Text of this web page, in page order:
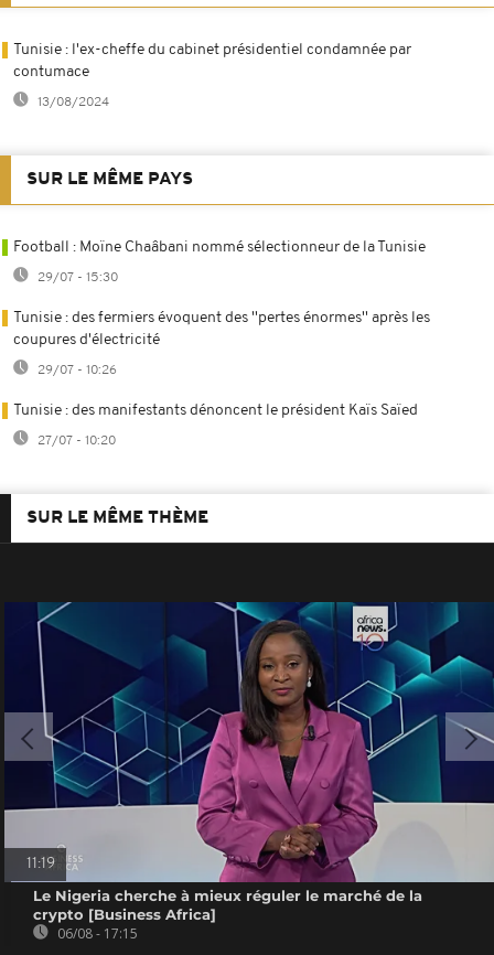
Tunisie : l'ex-cheffe du cabinet présidentiel condamnée par
contumace
13/08/2024
SUR LE MÊME PAYS
Football : Moïne Chaâbani nommé sélectionneur de la Tunisie
29/07 - 15:30
Tunisie : des fermiers évoquent des ''pertes énormes'' après les
coupures d'électricité
29/07 - 10:26
Tunisie : des manifestants dénoncent le président Kaïs Saïed
27/07 - 10:20
SUR LE MÊME THÈME
11:19
Le Nigeria cherche à mieux réguler le marché de la
crypto [Business Africa]
06/08 - 17:15